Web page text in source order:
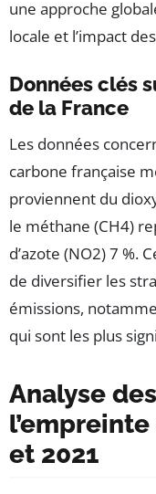
une approche
locale et l’impact
Données clés
de la France
Les données
carbone française
proviennent du
le méthane (CH4)
d’azote (NO2) 7 %.
de diversifier les
émissions,
qui sont les plus
Analyse
et 2021